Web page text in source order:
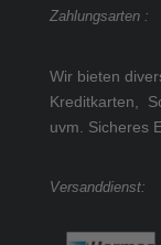
Zahlungsarten :
Wir bieten
Kreditkarten,
uvm. Sicheres
Versanddienst: